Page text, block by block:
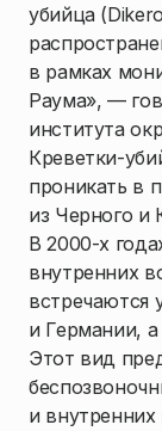
убийца
в рамках
Раума», —
института
Креветки-
проникать в
из Черного и
В 2000-х
внутренних
встречаются
и Германии,
Этот вид
и